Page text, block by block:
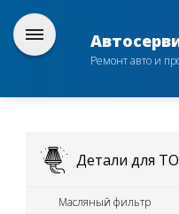
Ремонт авто и
Детали для ТО
Масляный фильтр